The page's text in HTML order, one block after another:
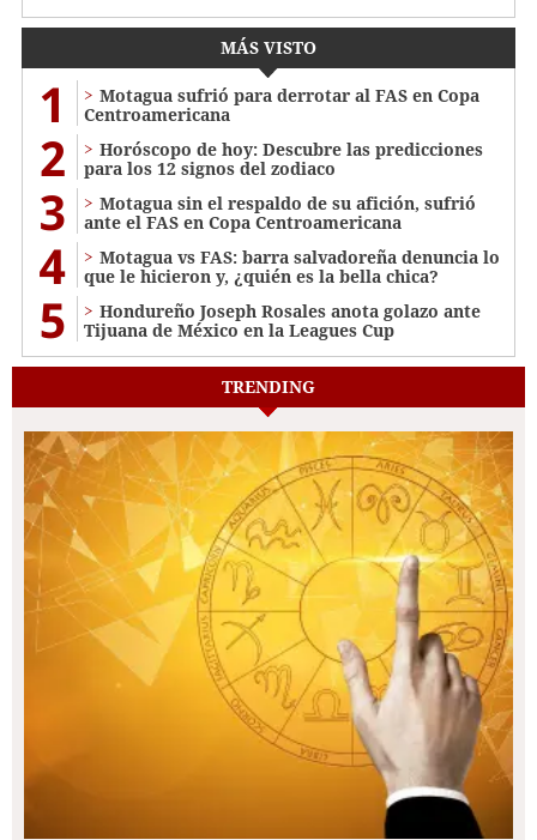
MÁS VISTO
1
Motagua sufrió para derrotar al FAS en Copa
Centroamericana
2
Horóscopo de hoy: Descubre las predicciones
para los 12 signos del zodiaco
3
Motagua sin el respaldo de su afición, sufrió
ante el FAS en Copa Centroamericana
4
Motagua vs FAS: barra salvadoreña denuncia lo
que le hicieron y, ¿quién es la bella chica?
5
Hondureño Joseph Rosales anota golazo ante
Tijuana de México en la Leagues Cup
TRENDING